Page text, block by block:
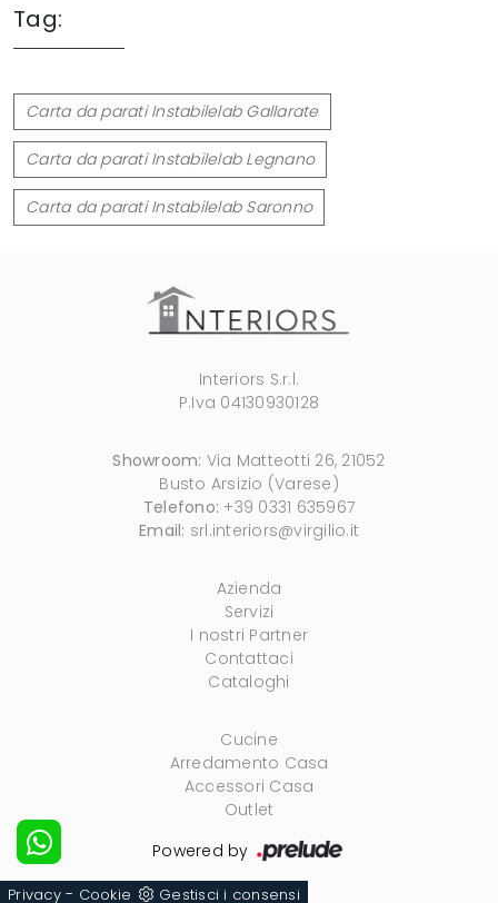
Tag:
Carta da parati Instabilelab Gallarate
Carta da parati Instabilelab Legnano
Carta da parati Instabilelab Saronno
Interiors S.r.l.
P.Iva 04130930128
Showroom: Via Matteotti 26, 21052
Busto Arsizio (Varese)
Telefono: +39 0331 635967
Email: srl.interiors@virgilio.it
Azienda
Servizi
I nostri Partner
Contattaci
Cataloghi
Cucine
Arredamento Casa
Accessori Casa
Outlet
Powered by
Privacy- Cookie Gestisci i consensi